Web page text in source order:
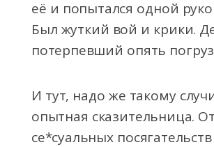
её и попытался одной
Был жуткий вой и крики.
потерпевший опять
И тут, надо же такому
опытная сказительница.
се*суальных